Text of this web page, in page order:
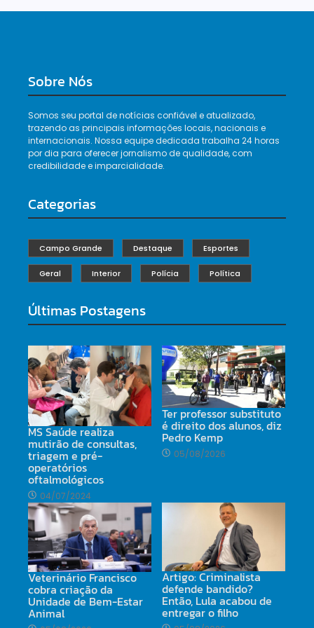
Sobre Nós
Somos seu portal de notícias confiável e atualizado,
trazendo as principais informações locais, nacionais e
internacionais. Nossa equipe dedicada trabalha 24 horas
por dia para oferecer jornalismo de qualidade, com
credibilidade e imparcialidade.
Categorias
Campo Grande Destaque Esportes
Geral Interior Polícia Política
Últimas Postagens
MS Saúde realiza
mutirão de consultas,
triagem e pré-
operatórios
oftalmológicos
04/07/2024
Ter professor substituto
é direito dos alunos, diz
Pedro Kemp
05/08/2026
Veterinário Francisco
cobra criação da
Unidade de Bem-Estar
Animal
Artigo: Criminalista
defende bandido?
Então, Lula acabou de
entregar o filho